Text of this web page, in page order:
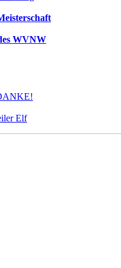
WVNW
Elf